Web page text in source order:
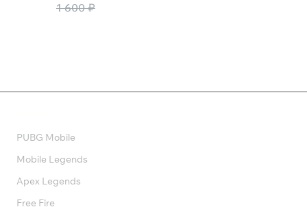
1 600 ₽
PUBG Mobile
Mobile Legends
Apex Legends
Free Fire